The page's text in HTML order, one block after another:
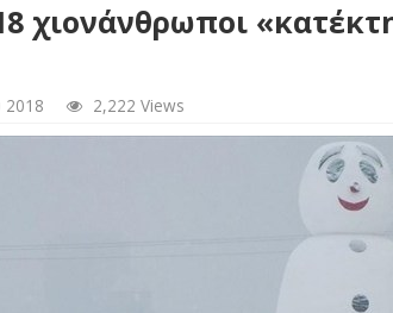
χιονάνθρωποι
2018 2,222 Views